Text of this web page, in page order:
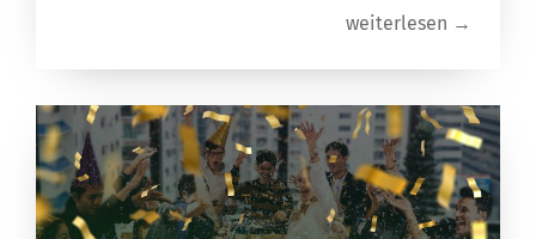
weiterlesen →